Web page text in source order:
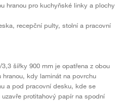
hranou pro kuchyňské linky a plochy
recepční pulty, stolní a pracovní
šířky 900 mm je opatřena z obou
kdy laminát na povrchu
a pod pracovní desku, kde se
protitahový papír na spodní